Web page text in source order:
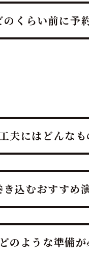
りを最大化できます。
くらい前に予
（11月～4月頃）は
夫にはどんな
ロを最大限に活か
司会者・プランナ
込むおすすめ
スト参加型の贅沢で
プランナーと連携
のような準備が